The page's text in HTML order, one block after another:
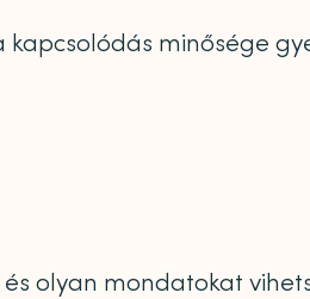
minősége
olyan mondatokat